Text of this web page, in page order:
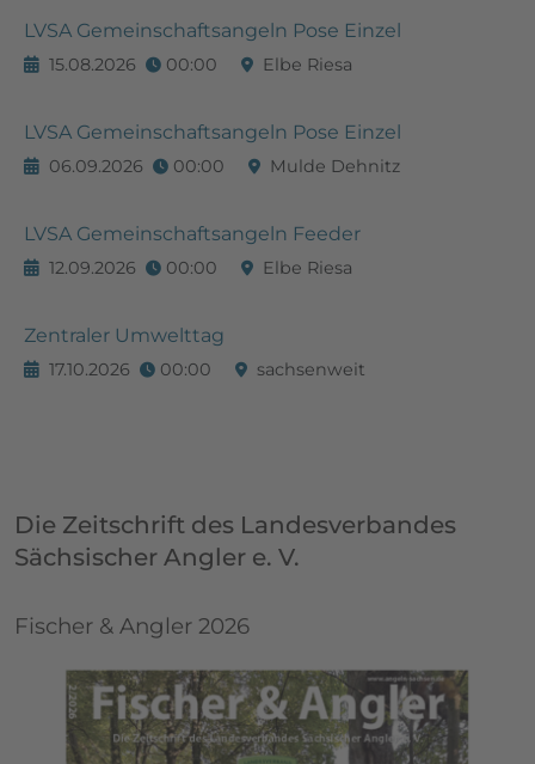
LVSA Gemeinschaftsangeln Pose Einzel
15.08.2026 00:00 Elbe Riesa
LVSA Gemeinschaftsangeln Pose Einzel
06.09.2026 00:00 Mulde Dehnitz
LVSA Gemeinschaftsangeln Feeder
12.09.2026 00:00 Elbe Riesa
Zentraler Umwelttag
17.10.2026 00:00 sachsenweit
Die Zeitschrift des Landesverbandes
Sächsischer Angler e. V.
Fischer & Angler 2026